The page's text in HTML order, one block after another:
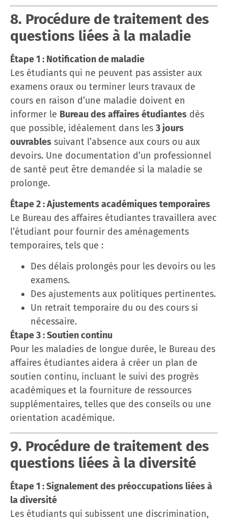
8. Procédure de traitement des
questions liées à la maladie
Étape 1 : Notification de maladie
Les étudiants qui ne peuvent pas assister aux
examens oraux ou terminer leurs travaux de
cours en raison d’une maladie doivent en
informer le Bureau des affaires étudiantes dès
que possible, idéalement dans les 3 jours
ouvrables suivant l’absence aux cours ou aux
devoirs. Une documentation d’un professionnel
de santé peut être demandée si la maladie se
prolonge.
Étape 2 : Ajustements académiques temporaires
Le Bureau des affaires étudiantes travaillera avec
l’étudiant pour fournir des aménagements
temporaires, tels que :
Des délais prolongés pour les devoirs ou les
examens.
Des ajustements aux politiques pertinentes.
Un retrait temporaire du ou des cours si
nécessaire.
Étape 3 : Soutien continu
Pour les maladies de longue durée, le Bureau des
affaires étudiantes aidera à créer un plan de
soutien continu, incluant le suivi des progrès
académiques et la fourniture de ressources
supplémentaires, telles que des conseils ou une
orientation académique.
9. Procédure de traitement des
questions liées à la diversité
Étape 1 : Signalement des préoccupations liées à
la diversité
Les étudiants qui subissent une discrimination,